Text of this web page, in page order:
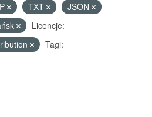
TXT
JSON
Licencje:
Tagi: